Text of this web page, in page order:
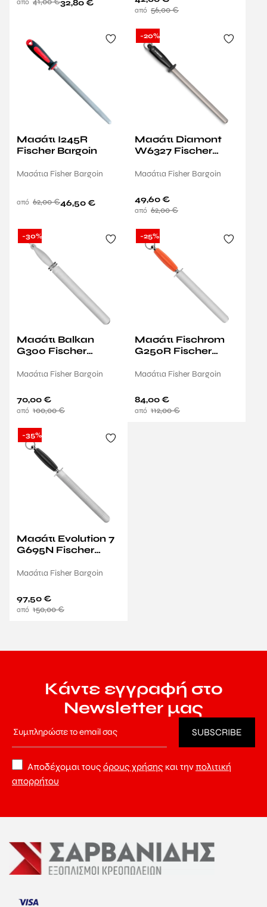
32,80€
56,00€
Μασάτι I245R
Fischer Bargoin
Μασάτια Fisher Bargoin
62,00€46,50€
-20%
Μασάτι Diamont
W6327 Fischer
Μασάτια Fisher Bargoin
62,00€
49,60€
-30%
Μασάτι Balkan
G300 Fischer
Μασάτια Fisher Bargoin
100,00€
70,00€
-25%
Μασάτι Fischrom
G250R Fischer
Μασάτια Fisher Bargoin
112,00€
84,00€
-35%
Μασάτι Evolution 7
G695N Fischer
Μασάτια Fisher Bargoin
150,00€
97,50€
Αποδέχομαι τους όρους χρήσης και τηνπολιτική
απορρήτου
Κάντε εγγραφή στο
Newsletter μας